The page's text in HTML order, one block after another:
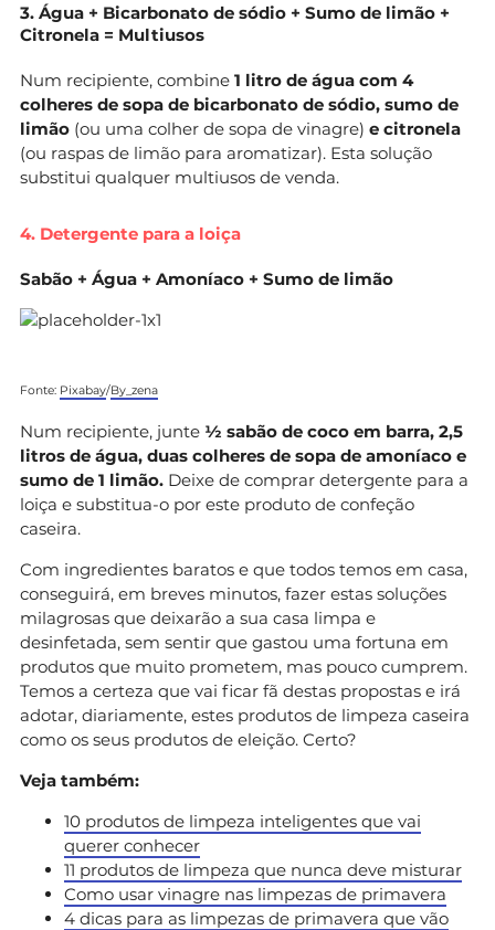
3. Água + Bicarbonato de sódio + Sumo de limão +
Citronela = Multiusos
Num recipiente, combine 1 litro de água com 4
colheres de sopa de bicarbonato de sódio, sumo de
limão (ou uma colher de sopa de vinagre) e citronela
(ou raspas de limão para aromatizar). Esta solução
substitui qualquer multiusos de venda.
4. Detergente para a loiça
Sabão + Água + Amoníaco + Sumo de limão
Fonte: Pixabay/By_zena
Num recipiente, junte ½ sabão de coco em barra, 2,5
litros de água, duas colheres de sopa de amoníaco e
sumo de 1 limão. Deixe de comprar detergente para a
loiça e substitua-o por este produto de confeção
caseira.
Com ingredientes baratos e que todos temos em casa,
conseguirá, em breves minutos, fazer estas soluções
milagrosas que deixarão a sua casa limpa e
desinfetada, sem sentir que gastou uma fortuna em
produtos que muito prometem, mas pouco cumprem.
Temos a certeza que vai ficar fã destas propostas e irá
adotar, diariamente, estes produtos de limpeza caseira
como os seus produtos de eleição. Certo?
Veja também:
10 produtos de limpeza inteligentes que vai
querer conhecer
11 produtos de limpeza que nunca deve misturar
Como usar vinagre nas limpezas de primavera
4 dicas para as limpezas de primavera que vão